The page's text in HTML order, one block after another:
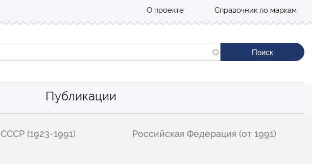
О проекте Справочник по маркам
Публикации
СССР (1923-1991) Российская Федерация (от 1991)